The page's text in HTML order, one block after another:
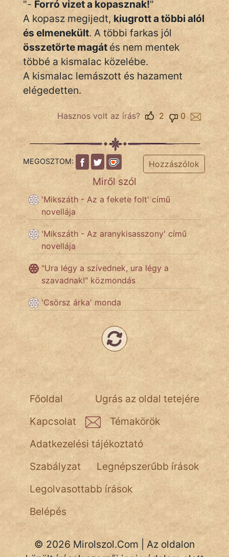
TÖRTÉNELEM
Népszerű szerzőink:
cinege
fantom
Jób Gedeon
Láron Ádám
vörös ördög
nagyöreg
NapHold
Név nélkül
pszichopati
szegény legény
"- Forró vizet a kopasznak!"
A kopasz megijedt, kiugrott a többi alól
és elmenekült. A többi farkas jól
összetörte magát és nem mentek
többé a kismalac közelébe.
A kismalac lemászott és hazament
elégedetten.
Hasznos volt az írás? 0
2
MEGOSZTOM: Hozzászólok
Miről szól
'Mikszáth - Az a fekete folt' című
novellája
'Mikszáth - Az aranykisasszony' című
novellája
"Ura légy a szívednek, ura légy a
szavadnak!" közmondás
'Csörsz árka' monda
Ugrás az oldal tetejére
Főoldal
Kapcsolat
Témakörök
Adatkezelési tájékoztató
Szabályzat
Legnépszerűbb írások
Legolvasottabb írások
Belépés
© 2026 Mirolszol.Com | Az oldalon